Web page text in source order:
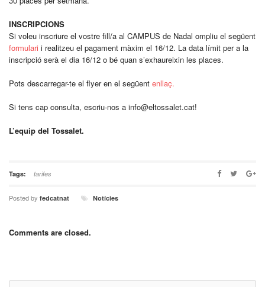
INSCRIPCIONS
Si voleu inscriure el vostre fill/a al CAMPUS de Nadal ompliu el següent
formulari i realitzeu el pagament màxim el 16/12. La data límit per a la
inscripció serà el dia 16/12 o bé quan s’exhaureixin les places.
Pots descarregar-te el flyer en el següent enllaç.
Si tens cap consulta, escriu-nos a info@eltossalet.cat!
L’equip del Tossalet.
Tags: tarifes
Posted by fedcatnat Notícies
Comments are closed.